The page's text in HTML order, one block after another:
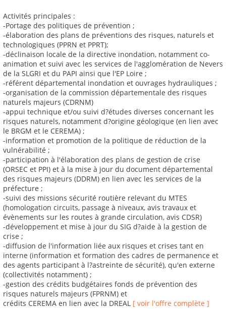
Activités principales :
-Portage des politiques de prévention ;
-élaboration des plans de préventions des risques, naturels et
technologiques (PPRN et PPRT);
-déclinaison locale de la directive inondation, notamment co-
animation et suivi avec les services de l'agglomération de Nevers
de la SLGRI et du PAPI ainsi que l'EP Loire ;
-référent départemental inondation et ouvrages hydrauliques ;
-organisation de la commission départementale des risques
naturels majeurs (CDRNM)
-appui technique et/ou suivi d?études diverses concernant les
risques naturels, notamment d?origine géologique (en lien avec
le BRGM et le CEREMA) ;
-information et promotion de la politique de réduction de la
vulnérabilité ;
-participation à l'élaboration des plans de gestion de crise
(ORSEC et PPI) et à la mise à jour du document départemental
des risques majeurs (DDRM) en lien avec les services de la
préfecture ;
-suivi des missions sécurité routière relevant du MTES
(homologation circuits, passage à niveaux, avis travaux et
évènements sur les routes à grande circulation, avis CDSR)
-développement et mise à jour du SIG d?aide à la gestion de
crise ;
-diffusion de l'information liée aux risques et crises tant en
interne (information et formation des cadres de permanence et
des agents participant à l?astreinte de sécurité), qu'en externe
(collectivités notamment) ;
-gestion des crédits budgétaires fonds de prévention des
risques naturels majeurs (FPRNM) et
crédits CEREMA en lien avec la DREAL [ voir l'offre complète ]